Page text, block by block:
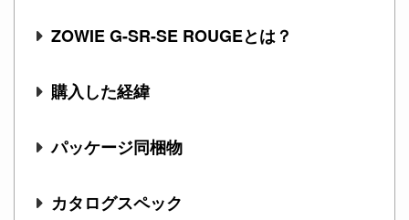
ZOWIE G-SR-SE ROUGEとは？
購入した経緯
パッケージ同梱物
カタログスペック